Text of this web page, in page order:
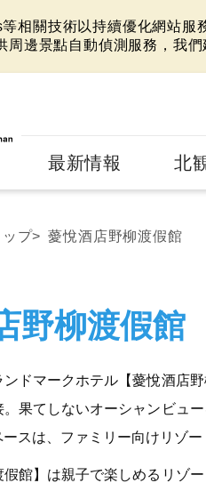
相關技術以持續優化網站服
周邊景點自動偵測服務，我
最新情報 北
プ 薆悅酒店野柳渡假館
野柳渡假館
ドマークホテル【薆悅酒店
。果てしないオーシャンビュ
スは、ファミリー向けリゾ
假館】は親子で楽しめるリゾ